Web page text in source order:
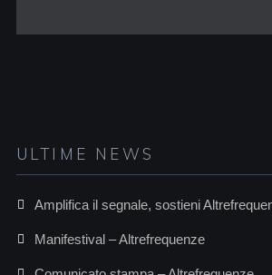
ULTIME NEWS
Amplifica il segnale, sostieni
Manifestival – Altrefrequenze